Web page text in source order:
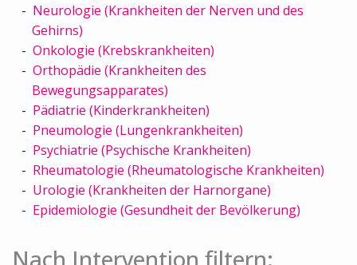
Neurologie (Krankheiten der Nerven und des
Gehirns)
Onkologie (Krebskrankheiten)
Orthopädie (Krankheiten des
Bewegungsapparates)
Pädiatrie (Kinderkrankheiten)
Pneumologie (Lungenkrankheiten)
Psychiatrie (Psychische Krankheiten)
Rheumatologie (Rheumatologische Krankheiten)
Urologie (Krankheiten der Harnorgane)
Epidemiologie (Gesundheit der Bevölkerung)
Nach Intervention filtern: